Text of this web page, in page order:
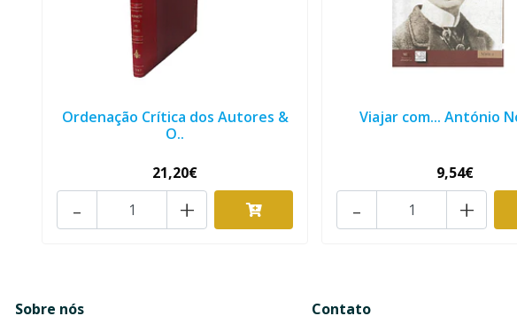
Ordenação Crítica dos Autores &
O..
21,20€
+
-
Viajar com... António
9,54€
+
-
Sobre nós Contato